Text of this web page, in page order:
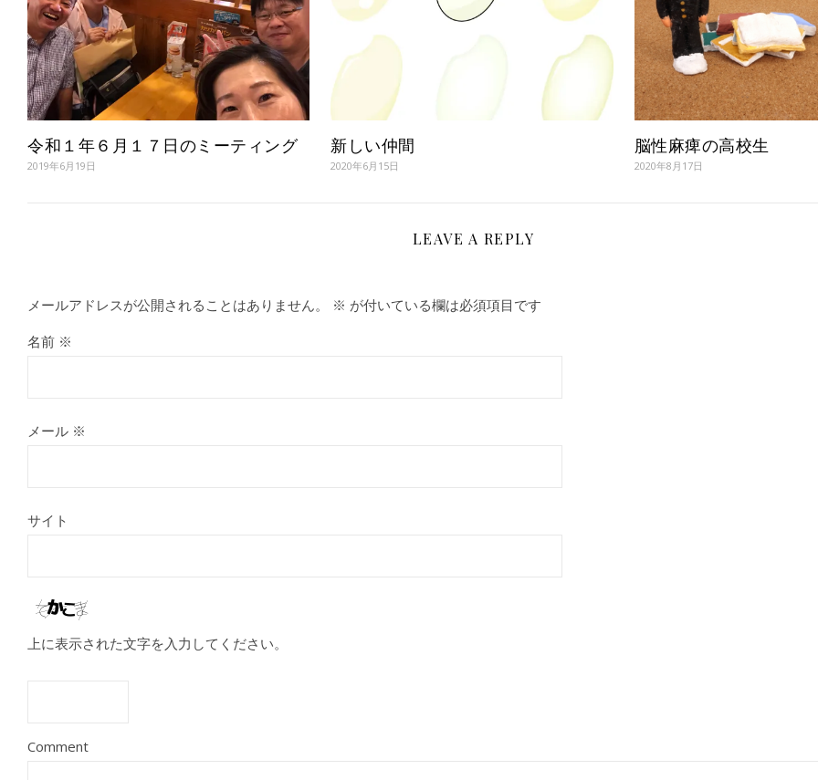
令和１年６月１７日のミーティング
2019年6月19日
新しい仲間
2020年6月15日
脳性麻痺の高校生
2020年8月17日
LEAVE A REPLY
メールアドレスが公開されることはありません。 ※ が付いている欄は必須項目です
名前 ※
メール ※
サイト
上に表示された文字を入力してください。
Comment